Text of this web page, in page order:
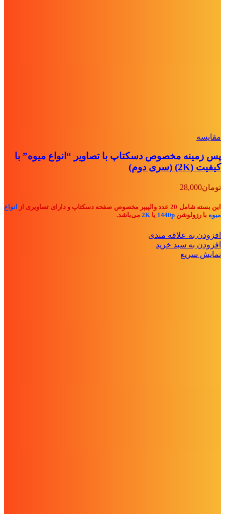
مقايسه
پس زمینه مخصوص دسکتاپ با تصاویر “انواع میوه” با
کیفیت (2K) (سری دوم)
تومان28,000
این بسته شامل 20 عدد والپیپر مخصوص صفحه دسکتاپ و دارای تصاویری از
انواع
میوه با رزولوشن 1440p یا 2K می‌باشد.
افزودن به علاقه مندی
افزودن به سبد خرید
نمایش سریع